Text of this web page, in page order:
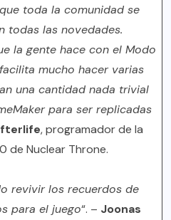
toda la comunidad se
todas las novedades.
la gente hace con el Modo
mucho hacer varias
una cantidad nada trivial
para ser replicadas
, programador de la
de Nuclear Throne.
revivir los recuerdos de
para el juego“. – Joonas